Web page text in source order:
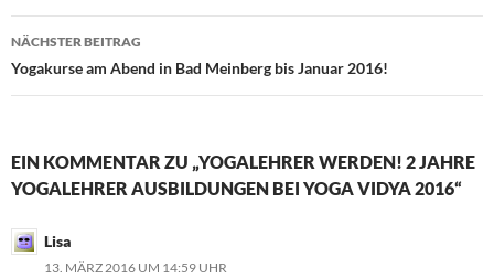
NÄCHSTER BEITRAG
Yogakurse am Abend in Bad Meinberg bis Januar 2016!
EIN KOMMENTAR ZU „YOGALEHRER WERDEN! 2 JAHRE
YOGALEHRER AUSBILDUNGEN BEI YOGA VIDYA 2016“
Lisa
13. MÄRZ 2016 UM 14:59 UHR